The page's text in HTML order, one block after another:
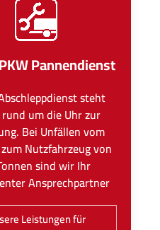
Pannendienst
steht
um die Uhr zur
Bei Unfällen vom
Nutzfahrzeug von
sind wir Ihr
Ansprechpartner
Leistungen für